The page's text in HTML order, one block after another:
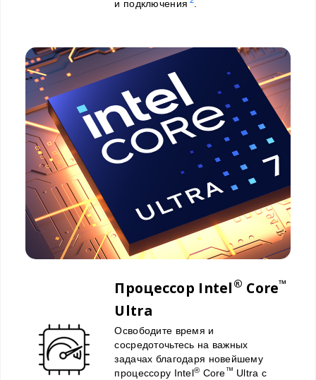
и подключения
Процессор Intel ® Core™
Ultra
Освободите время и
сосредоточьтесь на важных
задачах благодаря новейшему
процессору Intel® Core™ Ultra с